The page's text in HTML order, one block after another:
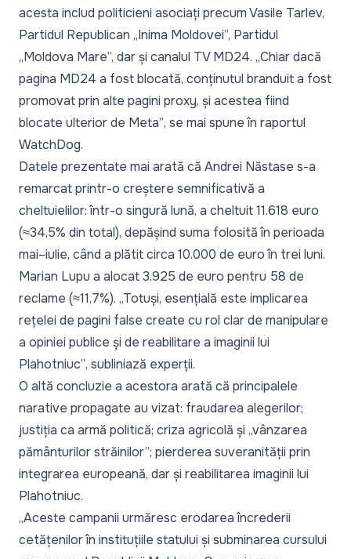
acesta includ politicieni asociați precum Vasile Tarlev,
Partidul Republican „Inima Moldovei”, Partidul
„Moldova Mare”, dar și canalul TV MD24. „Chiar dacă
pagina MD24 a fost blocată, conținutul branduit a fost
promovat prin alte pagini proxy, și acestea fiind
blocate ulterior de Meta”, se mai spune în raportul
WatchDog.
Datele prezentate mai arată că Andrei Năstase s-a
remarcat printr-o creștere semnificativă a
cheltuielilor: într-o singură lună, a cheltuit 11.618 euro
(≈34,5% din total), depășind suma folosită în perioada
mai–iulie, când a plătit circa 10.000 de euro în trei luni.
Marian Lupu a alocat 3.925 de euro pentru 58 de
reclame (≈11,7%). „Totuși, esențială este implicarea
rețelei de pagini false create cu rol clar de manipulare
a opiniei publice și de reabilitare a imaginii lui
Plahotniuc”, subliniază experții.
O altă concluzie a acestora arată că principalele
narative propagate au vizat: fraudarea alegerilor;
justiția ca armă politică; criza agricolă și „vânzarea
pământurilor străinilor”; pierderea suveranității prin
integrarea europeană, dar și reabilitarea imaginii lui
Plahotniuc.
„Aceste campanii urmăresc erodarea încrederii
cetățenilor în instituțiile statului și subminarea cursului